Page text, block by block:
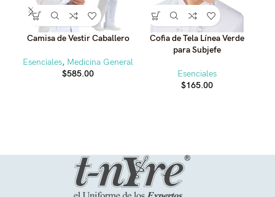
Camisa de Vestir Caballero
Esenciales, Medicina General
$585.00
Cofia de Tela Línea Verde
para Subjefe
Esenciales
$165.00